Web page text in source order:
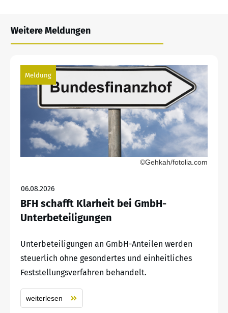
Weitere Meldungen
Meldung
©Gehkah/fotolia.com
06.08.2026
BFH schafft Klarheit bei GmbH-
Unterbeteiligungen
Unterbeteiligungen an GmbH-Anteilen werden
steuerlich ohne gesondertes und einheitliches
Feststellungsverfahren behandelt.
weiterlesen